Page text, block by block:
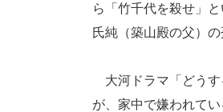
ら「竹千代を殺せ」
氏純（築山殿の父）
大河ドラマ「どうす
が、家中で嫌われて